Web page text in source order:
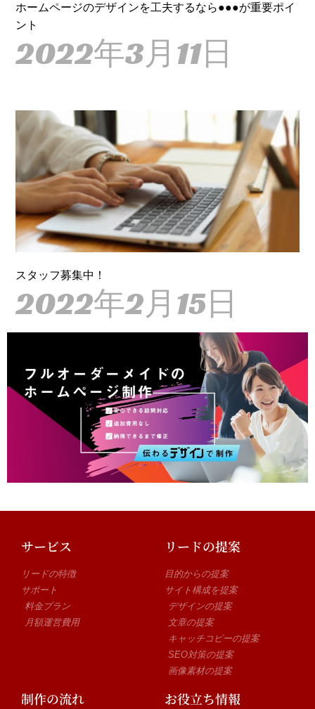
ホームページのデザインを工夫するなら●●●が重要ポイ
ント
2022年3月11日
スタッフ募集中！
2022年2月15日
サービス
リードの特徴
サポート
料金プラン
月額運営費用
リードの提案
目的からの提案
サイト構成を提案
デザインの提案
文章の提案
キャッチコピーの提案
SEO対策の提案
画像素材の提案
制作の流れ お役立ち情報